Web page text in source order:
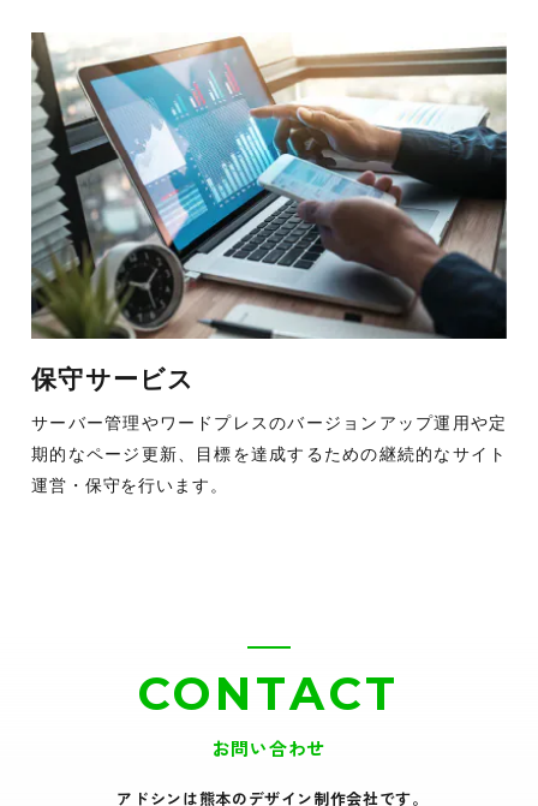
保守サービス
サーバー管理やワードプレスのバージョンアップ運用や定
期的なページ更新、目標を達成するための継続的なサイト
運営・保守を行います。
CONTACT
お問い合わせ
アドシンは熊本のデザイン制作会社です｡